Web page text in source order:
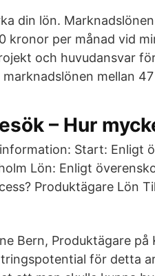
din lön.
kronor per månad vid
och huvudansvar
mellan
– Hur
Start: Enligt
Lön: Enligt
Produktägare Lön
Bern, Produktägare på
för detta